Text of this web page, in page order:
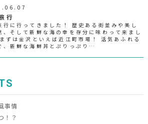
行
行に行ってきました！ 歴史ある街並みや美し
、そして新鮮な海の幸を存分に味わって来まし
ずは金沢といえば近江町市場！ 活気あふれる
、新鮮な海鮮丼とぷりっぷり…
事情
！？